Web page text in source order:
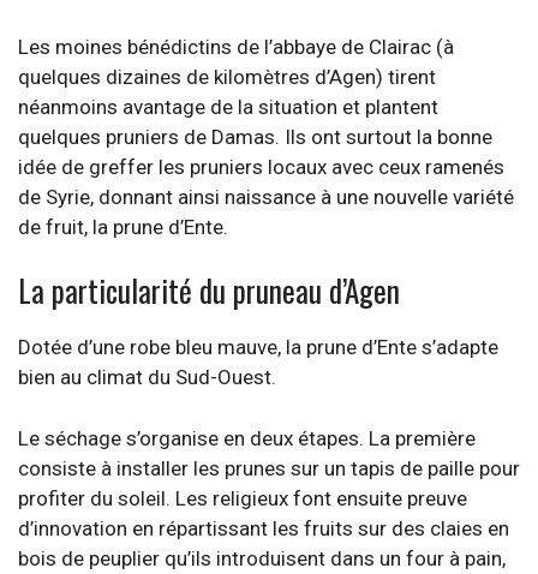
Les moines bénédictins de l’abbaye de Clairac (à
quelques dizaines de kilomètres d’Agen) tirent
néanmoins avantage de la situation et plantent
quelques pruniers de Damas. Ils ont surtout la bonne
idée de greffer les pruniers locaux avec ceux ramenés
de Syrie, donnant ainsi naissance à une nouvelle variété
de fruit, la prune d’Ente.
La particularité du pruneau d’Agen
Dotée d’une robe bleu mauve, la prune d’Ente s’adapte
bien au climat du Sud-Ouest.
Le séchage s’organise en deux étapes. La première
consiste à installer les prunes sur un tapis de paille pour
profiter du soleil. Les religieux font ensuite preuve
d’innovation en répartissant les fruits sur des claies en
bois de peuplier qu’ils introduisent dans un four à pain,